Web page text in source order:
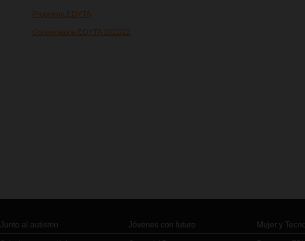
Programa EDYTA
Convocatoria EDYTA 2021/22
Junto al autismo Jóvenes con futuro Mujer y